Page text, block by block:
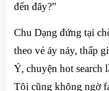
đến đây?”
Chu Dạng đứng tại
theo vẻ áy náy, thấp
Ý, chuyện hot search
Tôi cũng không ngờ